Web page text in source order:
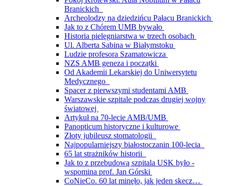
Branickich
Archeolodzy na dziedzińcu Pałacu Branickich
Jak to z Chórem UMB bywało
Historia pielęgniarstwa w trzech osobach
Ul. Alberta Sabina w Białymstoku
Ludzie profesora Szamatowicza
NZS AMB geneza i początki
Od Akademii Lekarskiej do Uniwersytetu
Medycznego
Spacer z pierwszymi studentami AMB
Warszawskie szpitale podczas drugiej wojny
światowej
Artykuł na 70-lecie AMB/UMB
Panopticum historyczne i kulturowe
Złoty jubileusz stomatologii
Najpopularniejszy białostoczanin 100-lecia
65 lat strażników historii
Jak to z przebudową szpitala USK było -
wspomina prof. Jan Górski
CoNieCo. 60 lat minęło, jak jeden skecz…